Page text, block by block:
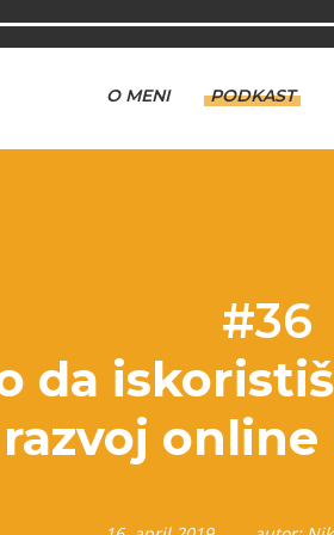
O MENI PODKAST
#36
da
razvoj online